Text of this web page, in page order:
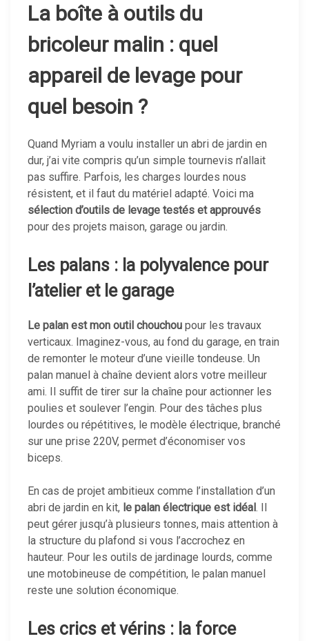
La boîte à outils du
bricoleur malin : quel
appareil de levage pour
quel besoin ?
Quand Myriam a voulu installer un abri de jardin en
dur, j’ai vite compris qu’un simple tournevis n’allait
pas suffire. Parfois, les charges lourdes nous
résistent, et il faut du matériel adapté. Voici ma
sélection d’outils de levage testés et approuvés
pour des projets maison, garage ou jardin.
Les palans : la polyvalence pour
l’atelier et le garage
Le palan est mon outil chouchou pour les travaux
verticaux. Imaginez-vous, au fond du garage, en train
de remonter le moteur d’une vieille tondeuse. Un
palan manuel à chaîne devient alors votre meilleur
ami. Il suffit de tirer sur la chaîne pour actionner les
poulies et soulever l’engin. Pour des tâches plus
lourdes ou répétitives, le modèle électrique, branché
sur une prise 220V, permet d’économiser vos
biceps.
En cas de projet ambitieux comme l’installation d’un
abri de jardin en kit, le palan électrique est idéal. Il
peut gérer jusqu’à plusieurs tonnes, mais attention à
la structure du plafond si vous l’accrochez en
hauteur. Pour les outils de jardinage lourds, comme
une motobineuse de compétition, le palan manuel
reste une solution économique.
Les crics et vérins : la force